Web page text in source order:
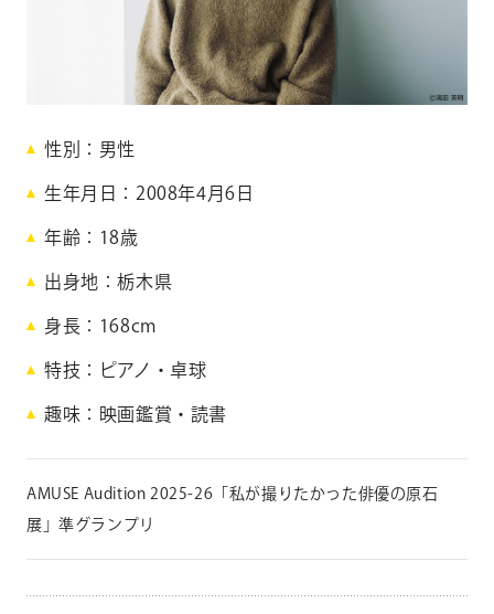
CONTACT お問い合わせ
個人のお客様
法人のお客様
Amuse Solution
ENGLISH
海
颯
一
郎
S
o
c
性別 男性
生年月日 2008年4月6日
年齢 18歳
出身地 栃木県
身長 168cm
特技 ピアノ・卓球
趣味 映画鑑賞・読書
AMUSE Audition 2025-26「私が撮りたかった俳優の原石
展」準グランプリ